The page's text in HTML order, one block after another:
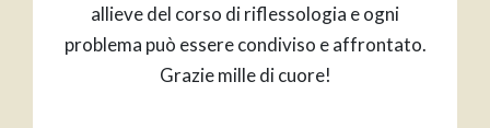
allieve del corso di riflessologia e ogni
problema può essere condiviso e affrontato.
Grazie mille di cuore!